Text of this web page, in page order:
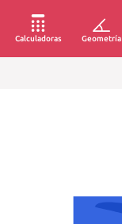
Calculadoras Geometría